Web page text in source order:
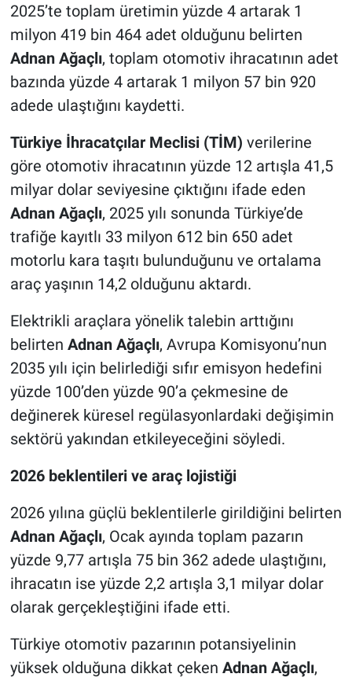
2025’te toplam üretimin yüzde 4 artarak 1
milyon 419 bin 464 adet olduğunu belirten
Adnan Ağaçlı, toplam otomotiv ihracatının adet
bazında yüzde 4 artarak 1 milyon 57 bin 920
adede ulaştığını kaydetti.
Türkiye İhracatçılar Meclisi (TİM) verilerine
göre otomotiv ihracatının yüzde 12 artışla 41,5
milyar dolar seviyesine çıktığını ifade eden
Adnan Ağaçlı, 2025 yılı sonunda Türkiye’de
trafiğe kayıtlı 33 milyon 612 bin 650 adet
motorlu kara taşıtı bulunduğunu ve ortalama
araç yaşının 14,2 olduğunu aktardı.
Elektrikli araçlara yönelik talebin arttığını
belirten Adnan Ağaçlı, Avrupa Komisyonu’nun
2035 yılı için belirlediği sıfır emisyon hedefini
yüzde 100’den yüzde 90’a çekmesine de
değinerek küresel regülasyonlardaki değişimin
sektörü yakından etkileyeceğini söyledi.
2026 beklentileri ve araç lojistiği
2026 yılına güçlü beklentilerle girildiğini belirten
Adnan Ağaçlı, Ocak ayında toplam pazarın
yüzde 9,77 artışla 75 bin 362 adede ulaştığını,
ihracatın ise yüzde 2,2 artışla 3,1 milyar dolar
olarak gerçekleştiğini ifade etti.
Türkiye otomotiv pazarının potansiyelinin
yüksek olduğuna dikkat çeken Adnan Ağaçlı,